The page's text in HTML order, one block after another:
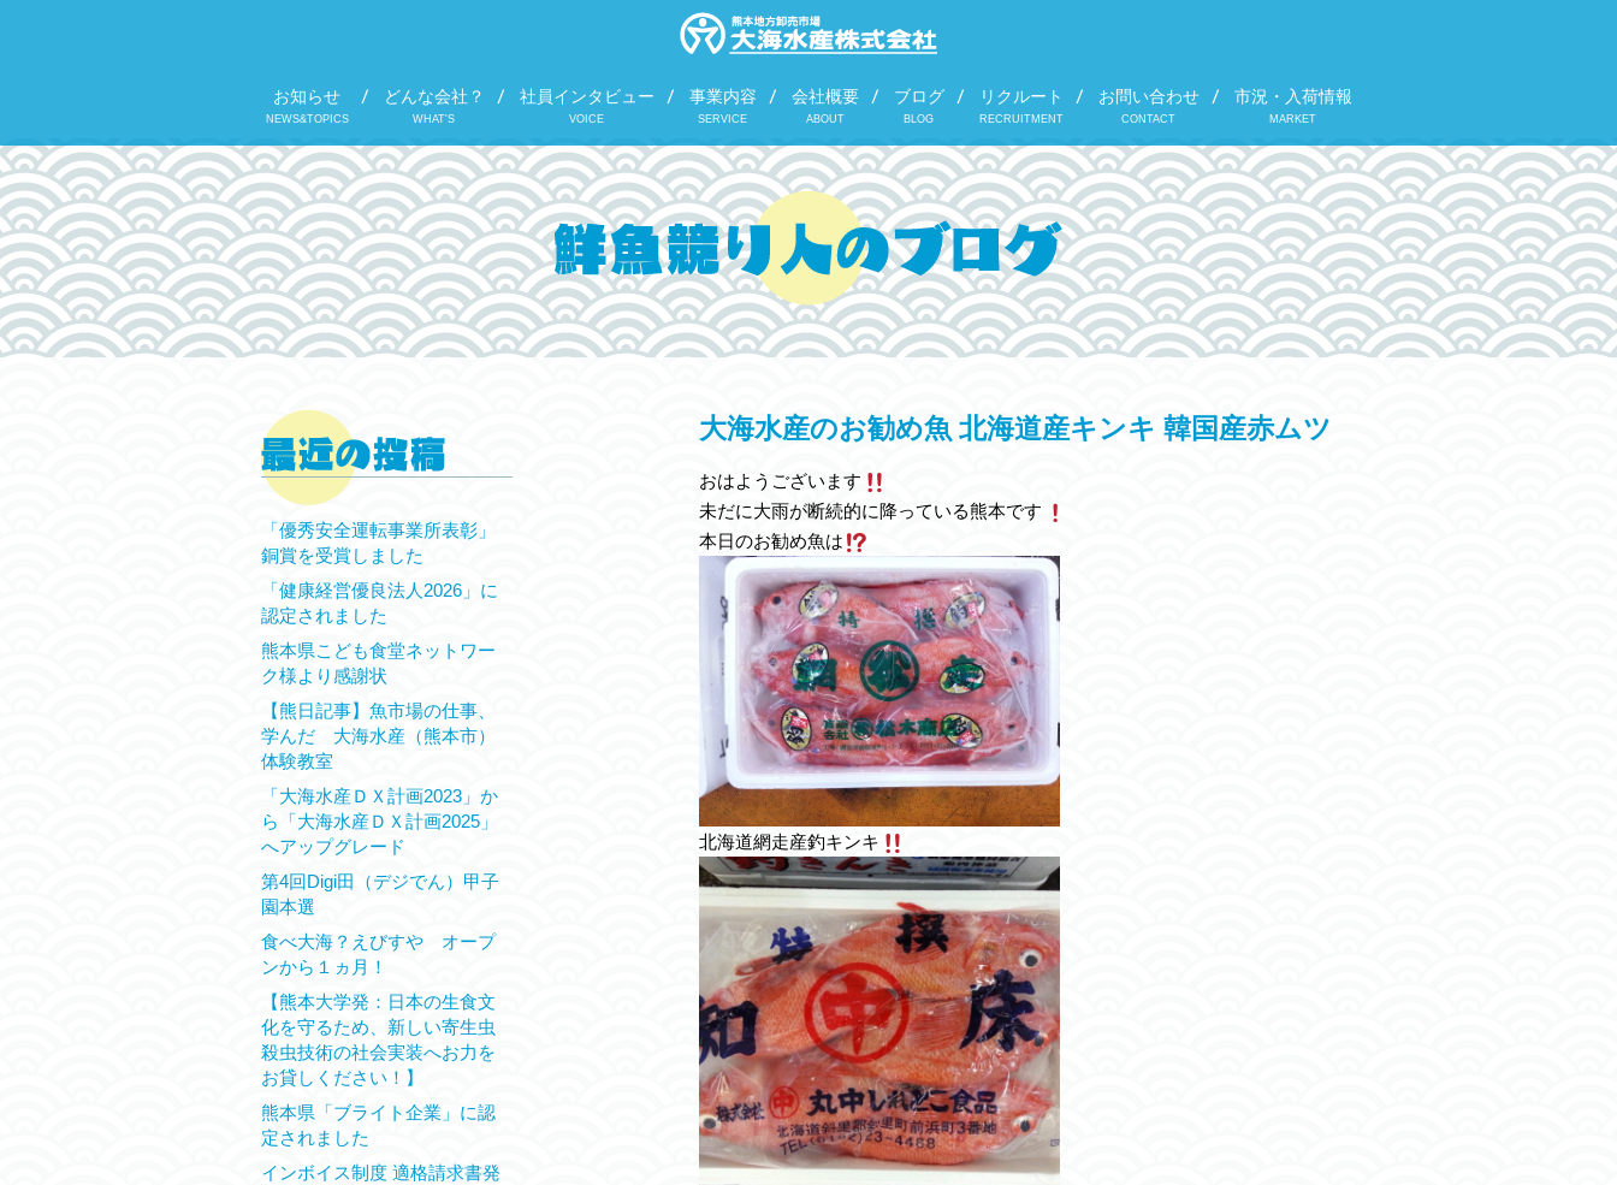
お知らせ
NEWS&TOPICS
どんな会社？
WHAT'S
社員インタビュー
VOICE
事業内容
SERVICE
会社概要
ABOUT
ブログ
BLOG
リクルート
RECRUITMENT
お問い合わせ
CONTACT
市況・入荷情報
MARKET
大海水産のお勧め魚 北海道産キンキ 韓国産赤ムツ
おはようございます
未だに大雨が断続的に降っている熊本です
本日のお勧め魚は
北海道網走産釣キンキ
「優秀安全運転事業所表彰」
銅賞を受賞しました
「健康経営優良法人2026」に
認定されました
熊本県こども食堂ネットワー
ク様より感謝状
【熊日記事】魚市場の仕事、
学んだ 大海水産（熊本市）
体験教室
「大海水産ＤＸ計画2023」か
ら「大海水産ＤＸ計画2025」
へアップグレード
第4回Digi田（デジでん）甲子
園本選
食べ大海？えびすや オープ
ンから１ヵ月！
【熊本大学発：日本の生食文
化を守るため、新しい寄生虫
殺虫技術の社会実装へお力を
お貸しください！】
熊本県「ブライト企業」に認
定されました
インボイス制度 適格請求書発